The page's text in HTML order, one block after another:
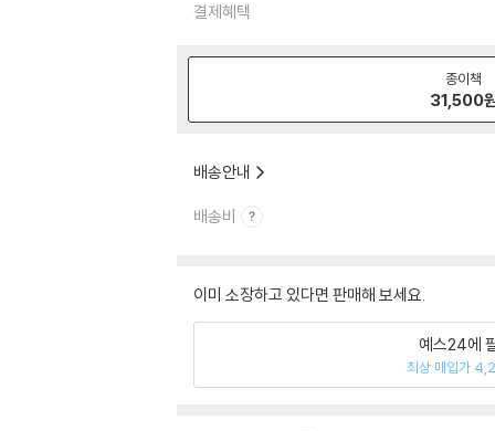
결제혜택
종이책
31,500
배송안내
배송비
이미 소장하고 있다면 판매해 보세요.
예스24에
최상 매입가